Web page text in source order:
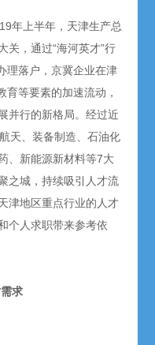
年上半年，天津生产总
关，通过“海河英才”行
理落户，京冀企业在津
等要素的加速流动，
并行的新格局。经过近
天、装备制造、石油化
、新能源新材料等7大
之城，持续吸引人才流
津地区重点行业的人才
个人求职带来参考依
求